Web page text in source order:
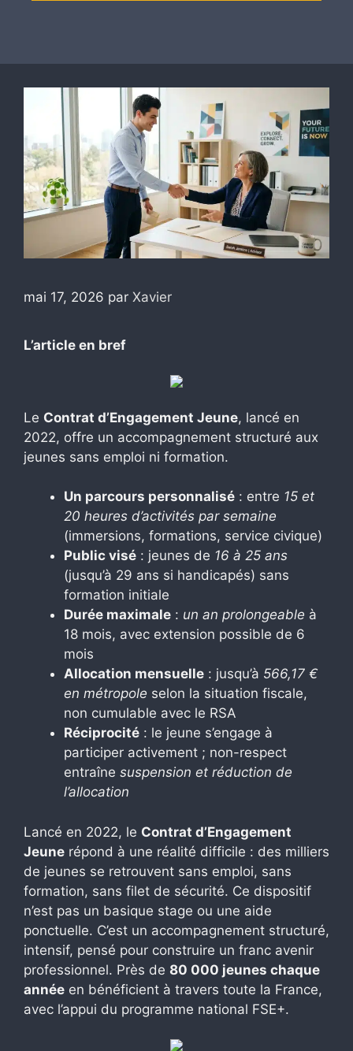
mai 17, 2026 par Xavier
L’article en bref
Le Contrat d’Engagement Jeune, lancé en
2022, offre un accompagnement structuré aux
jeunes sans emploi ni formation.
Un parcours personnalisé : entre 15 et
20 heures d’activités par semaine
(immersions, formations, service civique)
Public visé : jeunes de 16 à 25 ans
(jusqu’à 29 ans si handicapés) sans
formation initiale
Durée maximale : un an prolongeable à
18 mois, avec extension possible de 6
mois
Allocation mensuelle : jusqu’à 566,17 €
en métropole selon la situation fiscale,
non cumulable avec le RSA
Réciprocité : le jeune s’engage à
participer activement ; non-respect
entraîne suspension et réduction de
l’allocation
Lancé en 2022, le Contrat d’Engagement
Jeune répond à une réalité difficile : des milliers
de jeunes se retrouvent sans emploi, sans
formation, sans filet de sécurité. Ce dispositif
n’est pas un basique stage ou une aide
ponctuelle. C’est un accompagnement structuré,
intensif, pensé pour construire un franc avenir
professionnel. Près de 80 000 jeunes chaque
année en bénéficient à travers toute la France,
avec l’appui du programme national FSE+.